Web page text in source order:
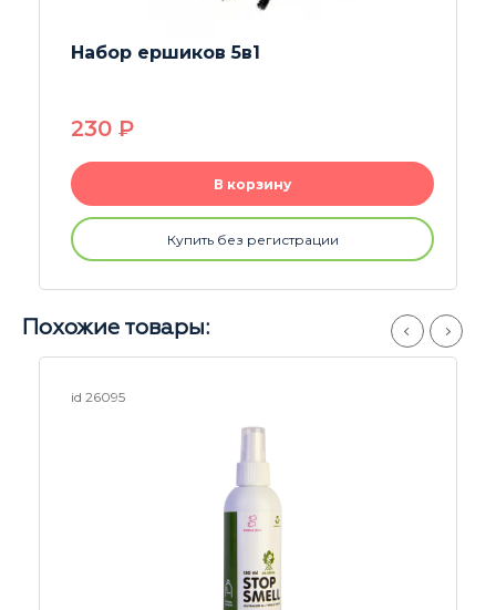
Напас (колпак) White
В корзину
Купить без регистрации
Похожие товары: